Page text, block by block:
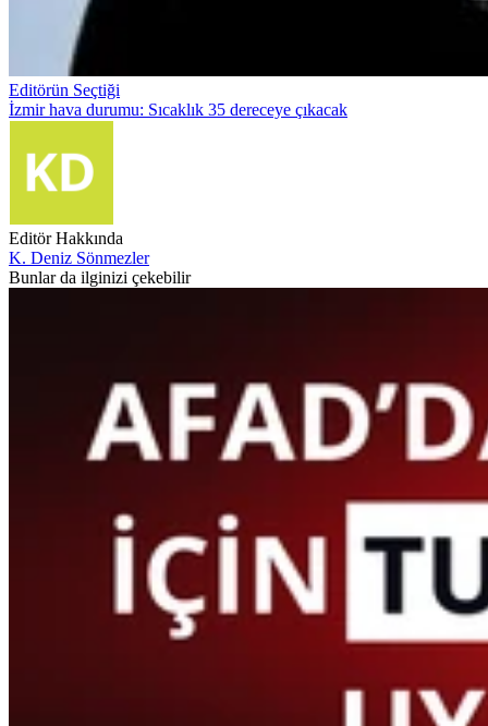
Editörün Seçtiği
İzmir hava durumu: Sıcaklık 35 dereceye çıkacak
Editör Hakkında
K. Deniz Sönmezler
Bunlar da ilginizi çekebilir